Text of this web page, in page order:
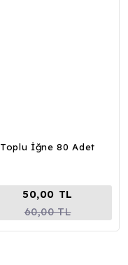
Toplu İğne 80 Adet
50,00 TL
60,00 TL